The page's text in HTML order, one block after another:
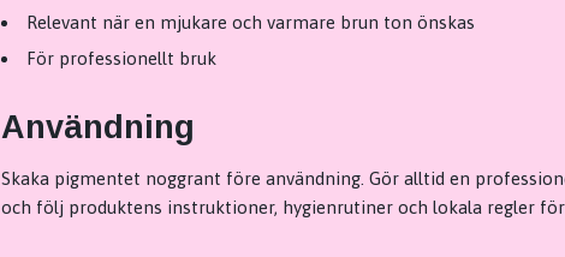
Relevant när en mjukare och varmare brun ton önskas
För professionellt bruk
Användning
Skaka pigmentet noggrant före användning. Gör alltid en
och följ produktens instruktioner, hygienrutiner och lokala regler